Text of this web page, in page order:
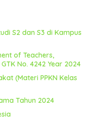
S2 dan S3 di Kampus
of Teachers,
No. 4242 Year 2024
(Materi PPKN Kelas
Tahun 2024